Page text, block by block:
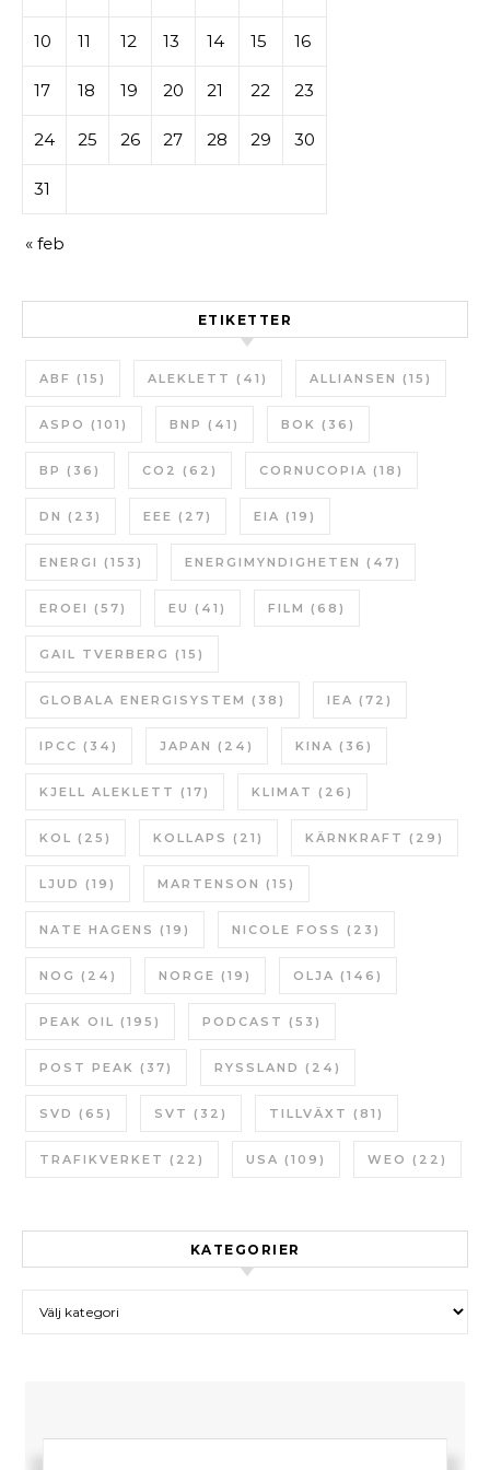
10 11 12 13 14 15 16
17 18 19 20 21 22 23
24 25 26 27 28 29 30
31
« feb
ETIKETTER
ABF (15) ALEKLETT (41) ALLIANSEN (15)
ASPO (101) BNP (41) BOK (36)
BP (36) CO2 (62) CORNUCOPIA (18)
DN (23) EEE (27) EIA (19)
ENERGI (153) ENERGIMYNDIGHETEN (47)
EROEI (57) EU (41) FILM (68)
GAIL TVERBERG (15)
GLOBALA ENERGISYSTEM (38) IEA (72)
IPCC (34) JAPAN (24) KINA (36)
KJELL ALEKLETT (17) KLIMAT (26)
KOL (25) KOLLAPS (21) KÄRNKRAFT (29)
LJUD (19) MARTENSON (15)
NATE HAGENS (19) NICOLE FOSS (23)
NOG (24) NORGE (19) OLJA (146)
PEAK OIL (195) PODCAST (53)
POST PEAK (37) RYSSLAND (24)
SVD (65) SVT (32) TILLVÄXT (81)
TRAFIKVERKET (22) USA (109) WEO (22)
KATEGORIER